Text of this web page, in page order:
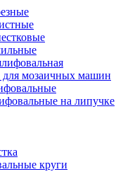
для мозаичных машин
на липучке
круги